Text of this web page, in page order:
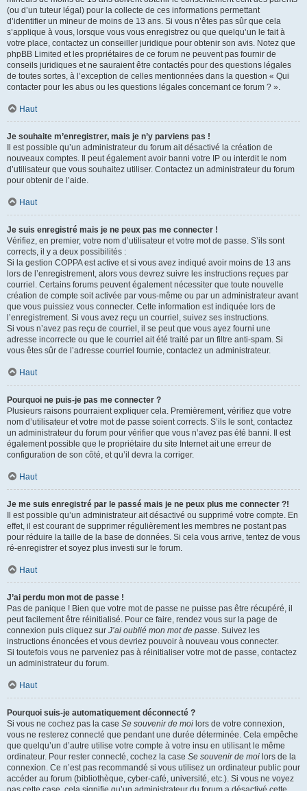
(ou d’un tuteur légal) pour la collecte de ces informations permettant
d’identifier un mineur de moins de 13 ans. Si vous n’êtes pas sûr que cela
s’applique à vous, lorsque vous vous enregistrez ou que quelqu’un le fait à
votre place, contactez un conseiller juridique pour obtenir son avis. Notez que
phpBB Limited et les propriétaires de ce forum ne peuvent pas fournir de
conseils juridiques et ne sauraient être contactés pour des questions légales
de toutes sortes, à l’exception de celles mentionnées dans la question « Qui
contacter pour les abus ou les questions légales concernant ce forum ? ».
Haut
Je souhaite m’enregistrer, mais je n’y parviens pas !
Il est possible qu’un administrateur du forum ait désactivé la création de
nouveaux comptes. Il peut également avoir banni votre IP ou interdit le nom
d’utilisateur que vous souhaitez utiliser. Contactez un administrateur du forum
pour obtenir de l’aide.
Haut
Je suis enregistré mais je ne peux pas me connecter !
Vérifiez, en premier, votre nom d’utilisateur et votre mot de passe. S’ils sont
corrects, il y a deux possibilités :
Si la gestion COPPA est active et si vous avez indiqué avoir moins de 13 ans
lors de l’enregistrement, alors vous devrez suivre les instructions reçues par
courriel. Certains forums peuvent également nécessiter que toute nouvelle
création de compte soit activée par vous-même ou par un administrateur avant
que vous puissiez vous connecter. Cette information est indiquée lors de
l’enregistrement. Si vous avez reçu un courriel, suivez ses instructions.
Si vous n’avez pas reçu de courriel, il se peut que vous ayez fourni une
adresse incorrecte ou que le courriel ait été traité par un filtre anti-spam. Si
vous êtes sûr de l’adresse courriel fournie, contactez un administrateur.
Haut
Pourquoi ne puis-je pas me connecter ?
Plusieurs raisons pourraient expliquer cela. Premièrement, vérifiez que votre
nom d’utilisateur et votre mot de passe soient corrects. S’ils le sont, contactez
un administrateur du forum pour vérifier que vous n’avez pas été banni. Il est
également possible que le propriétaire du site Internet ait une erreur de
configuration de son côté, et qu’il devra la corriger.
Haut
Je me suis enregistré par le passé mais je ne peux plus me connecter ?!
Il est possible qu’un administrateur ait désactivé ou supprimé votre compte. En
effet, il est courant de supprimer régulièrement les membres ne postant pas
pour réduire la taille de la base de données. Si cela vous arrive, tentez de vous
ré-enregistrer et soyez plus investi sur le forum.
Haut
J’ai perdu mon mot de passe !
Pas de panique ! Bien que votre mot de passe ne puisse pas être récupéré, il
peut facilement être réinitialisé. Pour ce faire, rendez vous sur la page de
connexion puis cliquez sur J’ai oublié mon mot de passe. Suivez les
instructions énoncées et vous devriez pouvoir à nouveau vous connecter.
Si toutefois vous ne parveniez pas à réinitialiser votre mot de passe, contactez
un administrateur du forum.
Haut
Pourquoi suis-je automatiquement déconnecté ?
Si vous ne cochez pas la case Se souvenir de moi lors de votre connexion,
vous ne resterez connecté que pendant une durée déterminée. Cela empêche
que quelqu’un d’autre utilise votre compte à votre insu en utilisant le même
ordinateur. Pour rester connecté, cochez la case Se souvenir de moi lors de la
connexion. Ce n’est pas recommandé si vous utilisez un ordinateur public pour
accéder au forum (bibliothèque, cyber-café, université, etc.). Si vous ne voyez